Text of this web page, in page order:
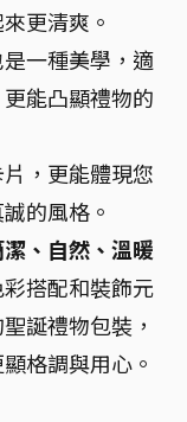
更清爽。
一種美學，適
能凸顯禮物的
，更能體現您
的風格。
潔、自然、溫暖
搭配和裝飾元
誕禮物包裝，
格調與用心。